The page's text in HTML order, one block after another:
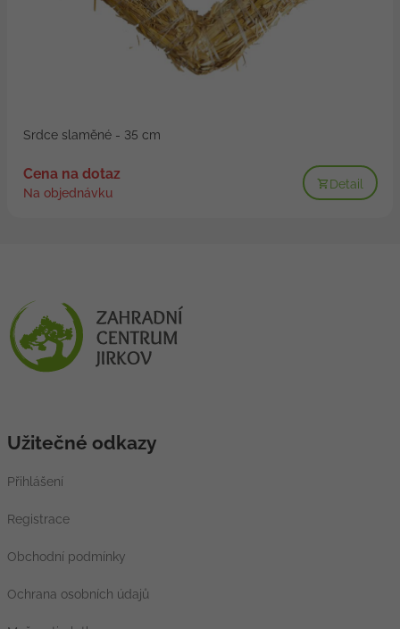
Srdce slaměné - 35 cm
Cena na dotaz
Na objednávku
Detail
Užitečné odkazy
Přihlášení
Registrace
Obchodní podmínky
Ochrana osobních údajů